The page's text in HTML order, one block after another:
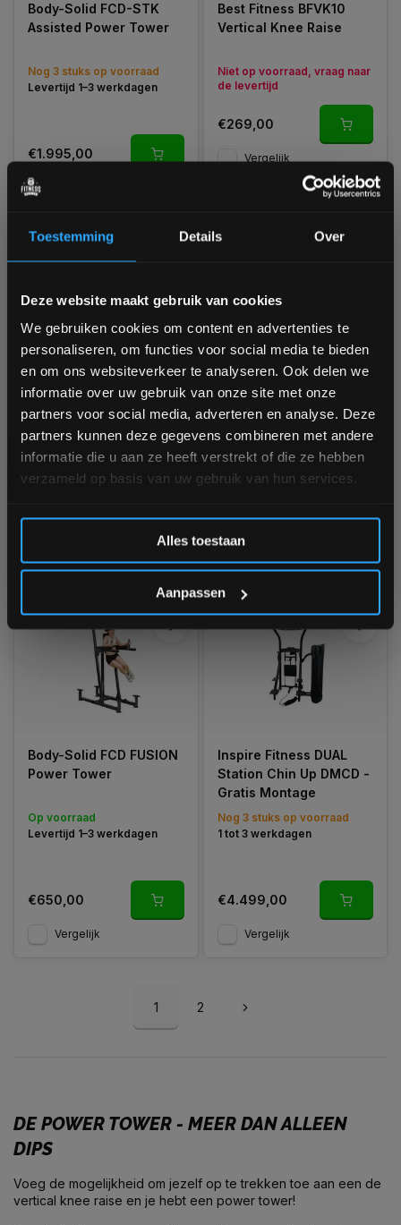
Toestemming Details Over
Deze website maakt gebruik van cookies
We gebruiken cookies om content en advertenties te
personaliseren, om functies voor social media te bieden
en om ons websiteverkeer te analyseren. Ook delen we
informatie over uw gebruik van onze site met onze
partners voor social media, adverteren en analyse. Deze
partners kunnen deze gegevens combineren met andere
informatie die u aan ze heeft verstrekt of die ze hebben
verzameld op basis van uw gebruik van hun services.
Alles toestaan
Aanpassen
Body-Solid FCD-STK
Assisted Power Tower
Nog 3 stuks op voorraad
Levertijd 1–3 werkdagen
€1.995,00
Best Fitness BFVK10
Vertical Knee Raise
Niet op voorraad, vraag naar
de levertijd
€269,00
Vergelijk
Toorx Professional
WBX-B2800
Chin/Dip/Leg Raise
Niet op voorraad, vraag naar
de levertijd
Vergelijk
BowFlex BodyTower -
Met Ab Slings en dip
straps
Niet op voorraad, vraag naar
de levertijd
€499,00
Vergelijk
Body-Solid FCD FUSION
Power Tower
Op voorraad
Levertijd 1–3 werkdagen
€650,00
Vergelijk
Inspire Fitness DUAL
Station Chin Up DMCD -
Gratis Montage
Nog 3 stuks op voorraad
1 tot 3 werkdagen
€4.499,00
Vergelijk
1 2
DE POWER TOWER - MEER DAN ALLEEN
DIPS
Voeg de mogelijkheid om jezelf op te trekken toe aan een de
vertical knee raise en je hebt een power tower!
Bam! 5% korting op je volgende
bestelling
Schrijf je in voor onze nieuwsbrief om op de hoogte te
blijven over onze nieuwe producten, deals en meer
interessante info. Ontvang 5% korting op je eerstvolgende
aankoop! 😀
Inschrijven
*Verzendkosten vallen buiten de korting